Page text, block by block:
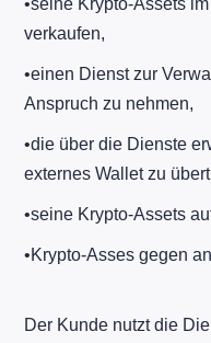
verkaufen,
​•​einen Dienst zur
Anspruch zu nehmen,
​•​die über die Dienste
externes Wallet zu
​•​seine Krypto-Assets
​•​Krypto-Asses gegen
Der Kunde nutzt die